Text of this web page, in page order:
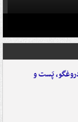
دروغگو، پَست‌ و